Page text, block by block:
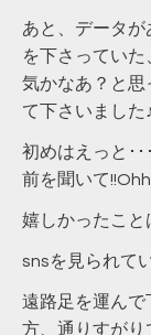
あと、データ
を下さってい
気かなあ？と思
て下さいました
初めはえっと･
前を聞いて
嬉しかったこと
snsを見られて
遠路足を運んで
方、通りすがり